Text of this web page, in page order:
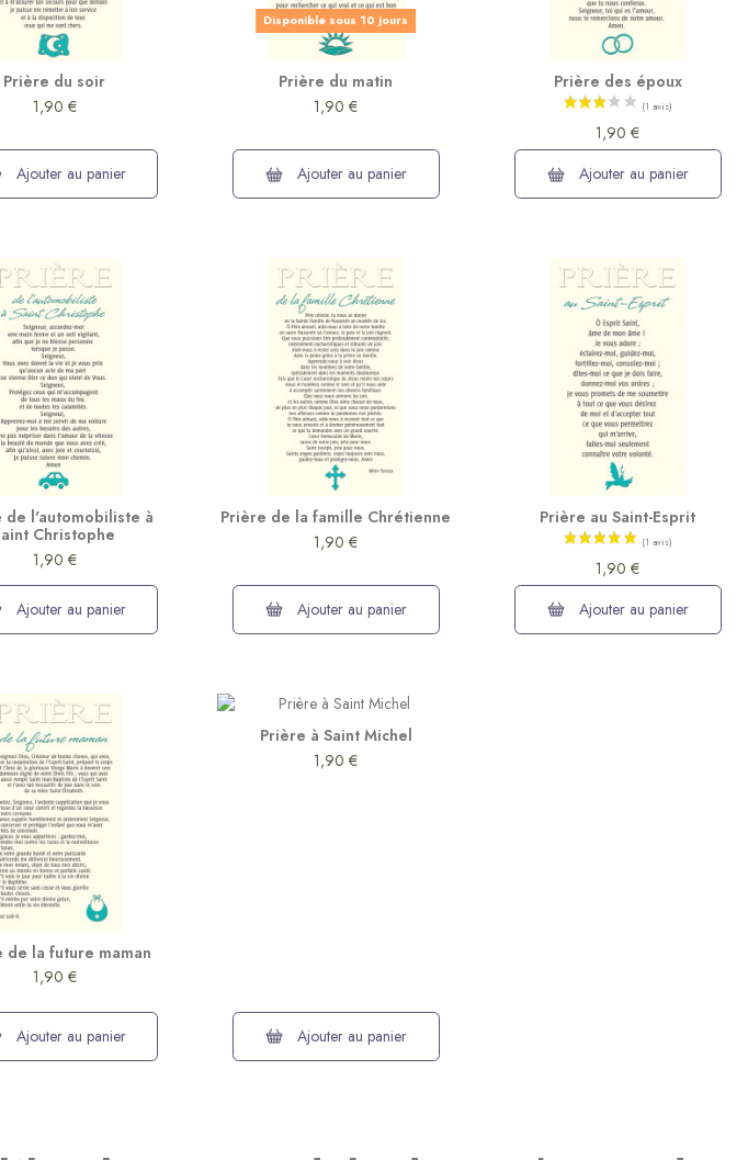
Prière du soir
1,90 €
Ajouter au panier
Disponible sous 10 jours
Prière du matin
1,90 €
Ajouter au panier
Prière des époux
1,90 €
Ajouter au panier
de l'automobiliste à
Christophe
1,90 €
Ajouter au panier
Prière de la famille Chrétienne
1,90 €
Ajouter au panier
Prière au Saint-Esprit
1,90 €
Ajouter au panier
de la future maman
1,90 €
Ajouter au panier
Prière à Saint Michel
1,90 €
Ajouter au panier